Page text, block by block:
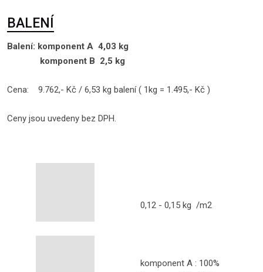
BALENÍ
Balení: komponent A 4,03 kg
komponent B 2,5 kg
Cena: 9.762,- Kč / 6,53 kg balení ( 1kg = 1.495,- Kč )
Ceny jsou uvedeny bez DPH.
0,12 - 0,15 kg /m2
komponent A : 100%